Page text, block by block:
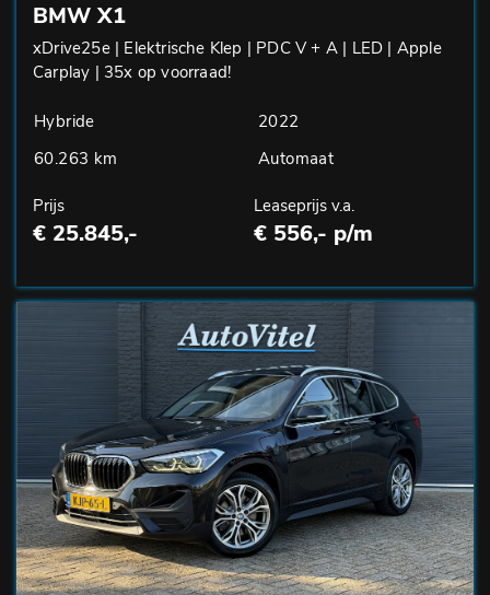
BMW X1
xDrive25e | Elektrische Klep | PDC V + A | LED | Apple
Carplay | 35x op voorraad!
Hybride
2022
60.263 km
Automaat
Prijs
€ 25.845,-
Leaseprijs v.a.
€ 556,- p/m